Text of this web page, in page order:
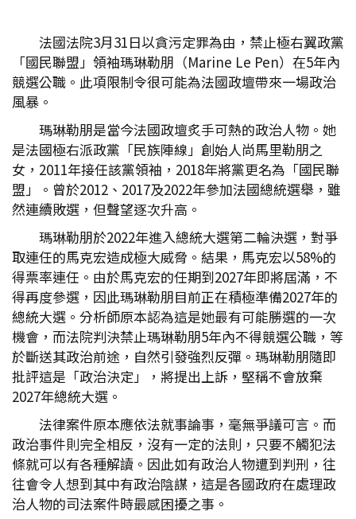
法國法院3月31日以貪污定罪為由，禁止極右翼政黨
「國民聯盟」領袖瑪琳勒朋（Marine Le Pen）在5年內
競選公職。此項限制令很可能為法國政壇帶來一場政治
風暴。
瑪琳勒朋是當今法國政壇炙手可熱的政治人物。她
是法國極右派政黨「民族陣線」創始人尚馬里勒朋之
女，2011年接任該黨領袖，2018年將黨更名為「國民聯
盟」。曾於2012、2017及2022年參加法國總統選舉，雖
然連續敗選，但聲望逐次升高。
瑪琳勒朋於2022年進入總統大選第二輪決選，對爭
取連任的馬克宏造成極大威脅。結果，馬克宏以58%的
得票率連任。由於馬克宏的任期到2027年即將屆滿，不
得再度參選，因此瑪琳勒朋目前正在積極準備2027年的
總統大選。分析師原本認為這是她最有可能勝選的一次
機會，而法院判決禁止瑪琳勒朋5年內不得競選公職，等
於斷送其政治前途，自然引發強烈反彈。瑪琳勒朋隨即
批評這是「政治決定」，將提出上訴，堅稱不會放棄
2027年總統大選。
法律案件原本應依法就事論事，毫無爭議可言。而
政治事件則完全相反，沒有一定的法則，只要不觸犯法
條就可以有各種解讀。因此如有政治人物遭到判刑，往
往會令人想到其中有政治陰謀，這是各國政府在處理政
治人物的司法案件時最感困擾之事。